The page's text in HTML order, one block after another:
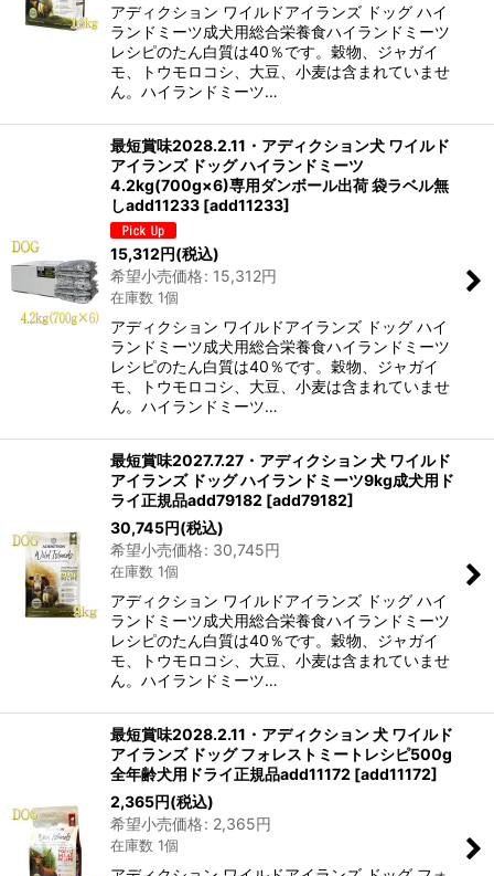
アディクション ワイルドアイランズ ドッグ ハイ
ランドミーツ成犬用総合栄養食ハイランドミーツ
レシピのたん白質は40％です。穀物、ジャガイ
モ、トウモロコシ、大豆、小麦は含まれていませ
ん。ハイランドミーツ…
最短賞味2028.2.11・アディクション犬 ワイルド
アイランズ ドッグ ハイランドミーツ
4.2kg(700g×6)専用ダンボール出荷 袋ラベル無
しadd11233 [add11233]
15,312円(税込)
希望小売価格: 15,312円
在庫数 1個
アディクション ワイルドアイランズ ドッグ ハイ
ランドミーツ成犬用総合栄養食ハイランドミーツ
レシピのたん白質は40％です。穀物、ジャガイ
モ、トウモロコシ、大豆、小麦は含まれていませ
ん。ハイランドミーツ…
最短賞味2027.7.27・アディクション 犬 ワイルド
アイランズ ドッグ ハイランドミーツ9kg成犬用ド
ライ正規品add79182 [add79182]
30,745円(税込)
希望小売価格: 30,745円
在庫数 1個
アディクション ワイルドアイランズ ドッグ ハイ
ランドミーツ成犬用総合栄養食ハイランドミーツ
レシピのたん白質は40％です。穀物、ジャガイ
モ、トウモロコシ、大豆、小麦は含まれていませ
ん。ハイランドミーツ…
最短賞味2028.2.11・アディクション 犬 ワイルド
アイランズ ドッグ フォレストミートレシピ500g
全年齢犬用ドライ正規品add11172 [add11172]
2,365円(税込)
希望小売価格: 2,365円
在庫数 1個